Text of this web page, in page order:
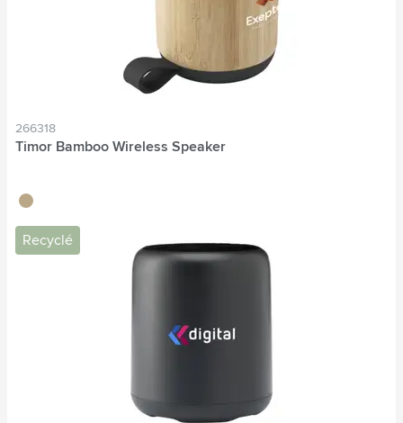
266318
Timor Bamboo Wireless Speaker
bambou
Recyclé